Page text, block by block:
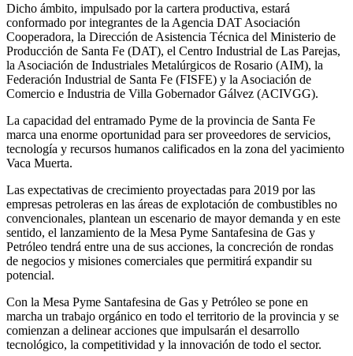
Dicho ámbito, impulsado por la cartera productiva, estará
conformado por integrantes de la Agencia DAT Asociación
Cooperadora, la Dirección de Asistencia Técnica del Ministerio de
Producción de Santa Fe (DAT), el Centro Industrial de Las Parejas,
la Asociación de Industriales Metalúrgicos de Rosario (AIM), la
Federación Industrial de Santa Fe (FISFE) y la Asociación de
Comercio e Industria de Villa Gobernador Gálvez (ACIVGG).
La capacidad del entramado Pyme de la provincia de Santa Fe
marca una enorme oportunidad para ser proveedores de servicios,
tecnología y recursos humanos calificados en la zona del yacimiento
Vaca Muerta.
Las expectativas de crecimiento proyectadas para 2019 por las
empresas petroleras en las áreas de explotación de combustibles no
convencionales, plantean un escenario de mayor demanda y en este
sentido, el lanzamiento de la Mesa Pyme Santafesina de Gas y
Petróleo tendrá entre una de sus acciones, la concreción de rondas
de negocios y misiones comerciales que permitirá expandir su
potencial.
Con la Mesa Pyme Santafesina de Gas y Petróleo se pone en
marcha un trabajo orgánico en todo el territorio de la provincia y se
comienzan a delinear acciones que impulsarán el desarrollo
tecnológico, la competitividad y la innovación de todo el sector.